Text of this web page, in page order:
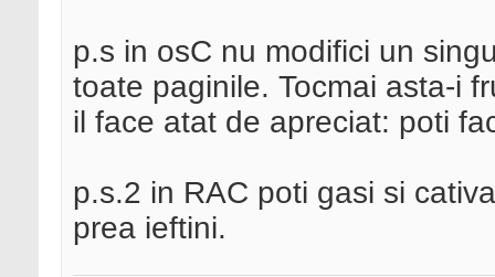
p.s in osC nu modifici un
toate paginile. Tocmai asta-i
il face atat de apreciat: poti
p.s.2 in RAC poti gasi si
prea ieftini.